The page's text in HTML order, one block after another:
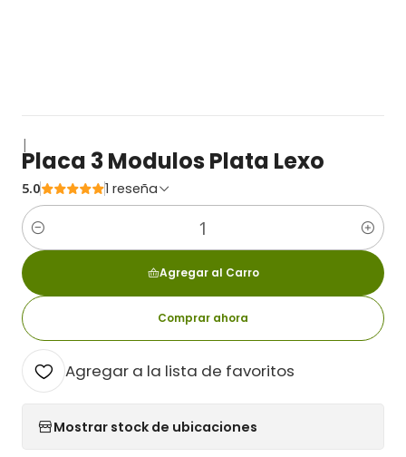
|
Placa 3 Modulos Plata Lexo
5.0 1 reseña
Cantidad
Agregar al Carro
Comprar ahora
Agregar a la lista de favoritos
Mostrar stock de ubicaciones